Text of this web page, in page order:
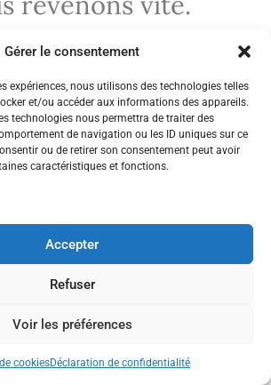
Gérer le consentement
expériences, nous utilisons des technologies telles
et/ou accéder aux informations des appareils.
technologies nous permettra de traiter des
de navigation ou les ID uniques sur ce
ou de retirer son consentement peut avoir
caractéristiques et fonctions.
Accepter
Refuser
Voir les préférences
cookiesDéclaration de confidentialité